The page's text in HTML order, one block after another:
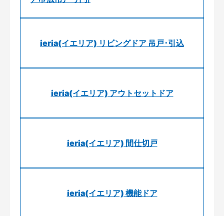
ieria(イエリア) リビングドア 吊戸･引込
ieria(イエリア) アウトセットドア
ieria(イエリア) 間仕切戸
ieria(イエリア) 機能ドア